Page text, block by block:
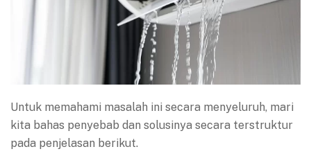
Untuk memahami masalah ini secara menyeluruh, mari
kita bahas penyebab dan solusinya secara terstruktur
pada penjelasan berikut.